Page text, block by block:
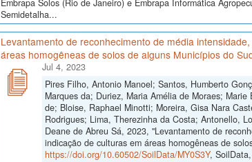
Semidetalha...
Levantamento de reconhecimento de média
áreas homogêneas de solos de alguns Municípios do
Jul 4, 2023
Pires Filho, Antonio Manoel; Santos, Humberto
Marques da; Duriez, Maria Amélia de Moraes;
de; Bloise, Raphael Minotti; Moreira, Gisa Nara
Rodrigues; Lima, Therezinha da Costa; Antonello,
Deane de Abreu Sá, 2023, "Levantamento de
indicação de culturas em áreas homogêneas de
https://doi.org/10.60502/SoilData/MY0S3Y,